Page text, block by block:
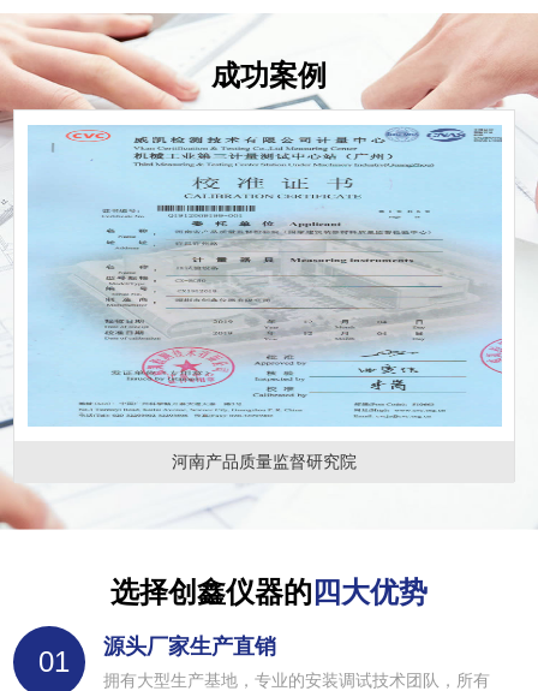
成功案例
河南产品质量监督研究院
选择创鑫仪器的 四大优势
01 源头厂家生产直销
拥有大型生产基地，专业的安装调试技术团队，所有